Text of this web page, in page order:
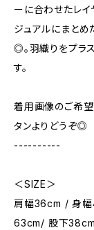
ーに合わせたレイ
ジュアルにまとめ
◎。羽織りをプラ
す。
着用画像のご希望
タンよりどうぞ◎
----------
＜SIZE＞
肩幅36cm / 身
63cm/ 股下